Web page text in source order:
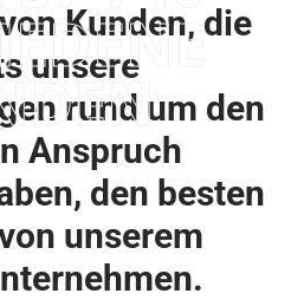
Kunden, die
unsere
rund um den
Anspruch
den besten
unserem